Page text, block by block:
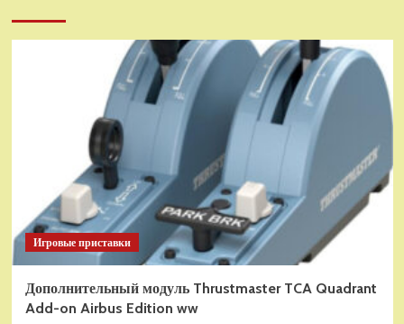
Игровые приставки
Дополнительный модуль Thrustmaster TCA Quadrant
Add-on Airbus Edition ww